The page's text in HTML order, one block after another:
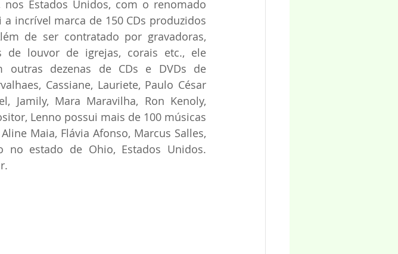
Estados Unidos, com o renomado
incrível marca de 150 CDs produzidos
de ser contratado por gravadoras,
de louvor de igrejas, corais etc., ele
outras dezenas de CDs e DVDs de
Cassiane, Lauriete, Paulo César
Jamily, Mara Maravilha, Ron Kenoly,
Lenno possui mais de 100 músicas
Maia, Flávia Afonso, Marcus Salles,
no estado de Ohio, Estados Unidos.